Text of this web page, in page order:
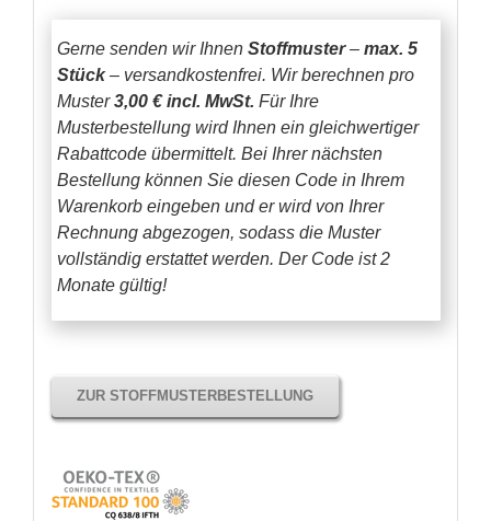
Gerne senden wir Ihnen Stoffmuster– max. 5
Stück– versandkostenfrei. Wir berechnen pro
Muster3,00 € incl. MwSt. Für Ihre
Musterbestellung wird Ihnen ein gleichwertiger
Rabattcode übermittelt. Bei Ihrer nächsten
Bestellung können Sie diesen Code in Ihrem
Warenkorb eingeben und er wird von Ihrer
Rechnung abgezogen, sodass die Muster
vollständig erstattet werden. Der Code ist 2
Monate gültig!
ZUR STOFFMUSTERBESTELLUNG